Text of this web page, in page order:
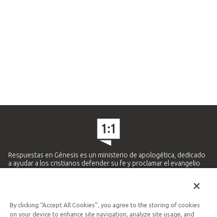
Respuestas en Génesis es un ministerio de apologética, dedicado
a ayudar a los cristianos defender su fe y proclamar el evangelio
Ministerio Hispano y Latinoamericano
By clicking “Accept All Cookies”, you agree to the storing of cookies
on your device to enhance site navigation, analyze site usage, and